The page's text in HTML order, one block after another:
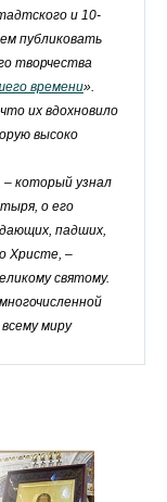
и 10-
публиковать
творчества
времени».
их вдохновило
высоко
– который узнал
о его
падших,
Христе, –
святому.
миру